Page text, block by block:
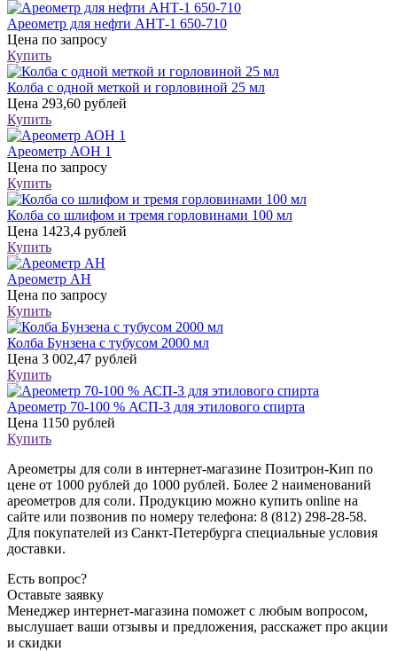
Ареометр для нефти АНТ-1 650-710
Цена по запросу
Купить
Колба с одной меткой и горловиной 25 мл
Цена 293,60 рублей
Купить
Ареометр АОН 1
Цена по запросу
Купить
Колба со шлифом и тремя горловинами 100 мл
Цена 1423,4 рублей
Купить
Ареометр АН
Цена по запросу
Купить
Колба Бунзена с тубусом 2000 мл
Цена 3 002,47 рублей
Купить
Ареометр 70-100 % АСП-3 для этилового спирта
Цена 1150 рублей
Купить
Ареометры для соли в интернет-магазине Позитрон-Кип по
цене от 1000 рублей до 1000 рублей. Более 2 наименований
ареометров для соли. Продукцию можно купить online на
сайте или позвонив по номеру телефона: 8 (812) 298-28-58.
Для покупателей из Санкт-Петербурга специальные условия
доставки.
Есть вопрос?
Оставьте заявку
Менеджер интернет-магазина поможет с любым вопросом,
выслушает ваши отзывы и предложения, расскажет про акции
и скидки